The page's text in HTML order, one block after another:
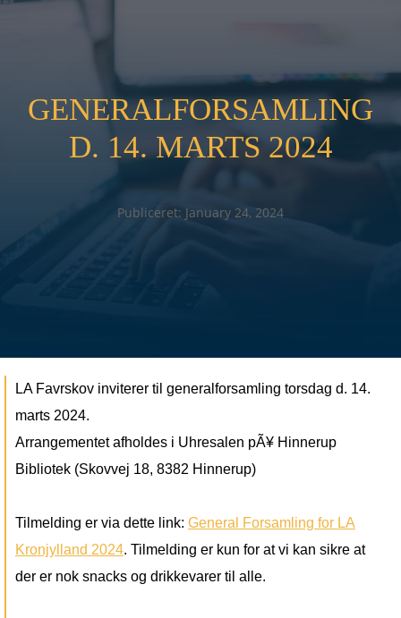
GENERALFORSAMLING
D. 14. MARTS 2024
Publiceret: January 24, 2024
LA Favrskov inviterer til generalforsamling torsdag d. 14.
marts 2024.
Arrangementet afholdes i Uhresalen pÃ¥ Hinnerup
Bibliotek (Skovvej 18, 8382 Hinnerup)
Tilmelding er via dette link: General Forsamling for LA
Kronjylland 2024. Tilmelding er kun for at vi kan sikre at
der er nok snacks og drikkevarer til alle.